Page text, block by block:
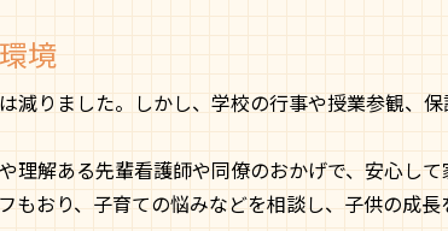
境
減りました。しかし、学校の行事や授業参観、
理解ある先輩看護師や同僚のおかげで、安心し
おり、子育ての悩みなどを相談し、子供の成長